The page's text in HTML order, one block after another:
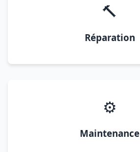
🔨
Réparation
⚙️
Maintenance